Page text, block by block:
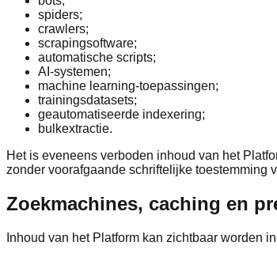
spiders;
crawlers;
scrapingsoftware;
automatische scripts;
AI-systemen;
machine learning-toepassingen;
trainingsdatasets;
geautomatiseerde indexering;
bulkextractie.
Het is eveneens verboden inhoud van het
zonder voorafgaande schriftelijke toestemming
Zoekmachines, caching en
Inhoud van het Platform kan zichtbaar worden